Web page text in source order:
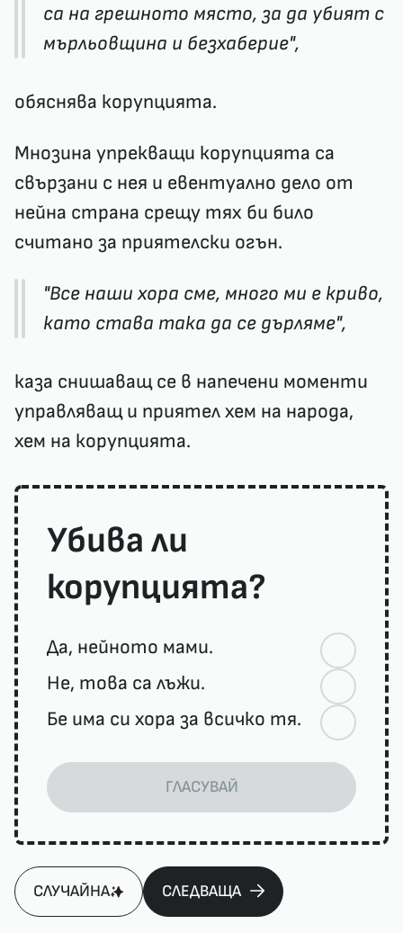
са на грешното място, за да убият с
мърльовщина и безхаберие",
обяснява корупцията.
Мнозина упрекващи корупцията са
свързани с нея и евентуално дело от
нейна страна срещу тях би било
считано за приятелски огън.
"Все наши хора сме, много ми е криво,
като става така да се дърляме",
каза снишаващ се в напечени моменти
управляващ и приятел хем на народа,
хем на корупцията.
Убива ли
корупцията?
Да, нейното мами.
Не, това са лъжи.
Бе има си хора за всичко тя.
ГЛАСУВАЙ
СЛУЧАЙНА СЛЕДВАЩА